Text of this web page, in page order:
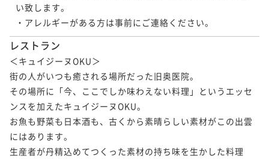
い致します。
・アレルギーがある方は事前にご連絡ください。
レストラン
＜キュイジーヌOKU＞
街の人がいつも癒される場所だった旧奥医院。
その場所に「今、ここでしか味わえない料理」というエッセ
ンスを加えたキュイジーヌOKU。
お魚も野菜も日本酒も、古くから素晴らしい素材がこの出雲
にはあります。
生産者が丹精込めてつくった素材の持ち味を生かした料理